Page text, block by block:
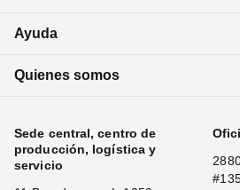
Ayuda
Quienes somos
Sede central, centro de
producción, logística y
servicio